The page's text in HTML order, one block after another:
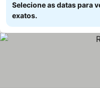
Selecione as datas para
exatos.